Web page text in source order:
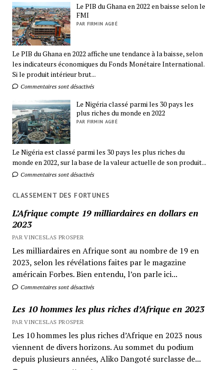
Le PIB du Ghana en 2022 en baisse selon le
FMI
PAR FIRMIN AGBÉ
Le PIB du Ghana en 2022 affiche une tendance à la baisse, selon
les indicateurs économiques du Fonds Monétaire International.
Si le produit intérieur brut...
Commentaires sont désactivés
Le Nigéria classé parmi les 30 pays les
plus riches du monde en 2022
PAR FIRMIN AGBÉ
Le Nigéria est classé parmi les 30 pays les plus riches du
monde en 2022, sur la base de la valeur actuelle de son produit...
Commentaires sont désactivés
CLASSEMENT DES FORTUNES
L’Afrique compte 19 milliardaires en dollars en
2023
PAR VINCESLAS PROSPER
Les milliardaires en Afrique sont au nombre de 19 en
2023, selon les révélations faites par le magazine
américain Forbes. Bien entendu, l’on parle ici...
Commentaires sont désactivés
Les 10 hommes les plus riches d’Afrique en 2023
PAR VINCESLAS PROSPER
Les 10 hommes les plus riches d’Afrique en 2023 nous
viennent de divers horizons. Au sommet du podium
depuis plusieurs années, Aliko Dangoté surclasse de...